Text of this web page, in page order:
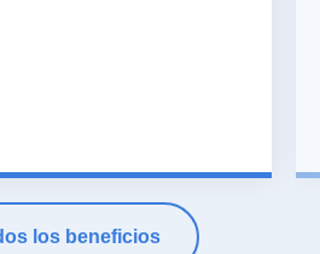
los beneficios